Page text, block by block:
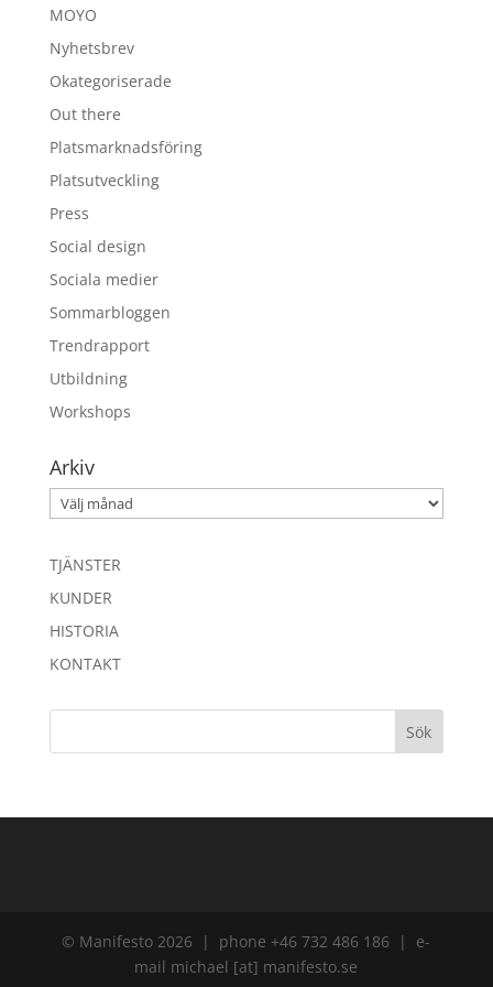
MOYO
Nyhetsbrev
Okategoriserade
Out there
Platsmarknadsföring
Platsutveckling
Press
Social design
Sociala medier
Sommarbloggen
Trendrapport
Utbildning
Workshops
Arkiv
Arkiv
TJÄNSTER
KUNDER
HISTORIA
KONTAKT
© Manifesto 2026 | phone +46 732 486 186 | e-
mail michael [at] manifesto.se